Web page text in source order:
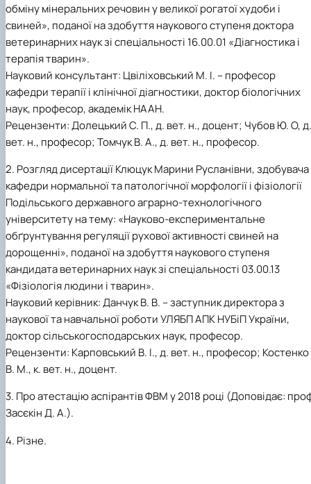
(MOOCs)SEB-2025
University Research Services Catalogue
LearningFaculty of Design and Engineering
Faculty of Economics
Faculty of Food Science, Nutrition and
Faculty of Information Technologies
Faculty of Land Management
Faculty of Law
Faculty of Veterinary Medicine
Mechanical and Technological Faculty
Ecology
Farm named after O.V. Muzychenko
Educational and Research Farm «Vorzel»
Science
Research Institute of Forestry and
Horticulture
Research and Design Institute of
Standardisation and Technologies of Eco-Safe
Organic Products
Ukrainian Laboratory of Quality and Safety of
Agricultural Products
Radiology
Architecture and Design
Berezhany Agrotechnical Institute
Berezhany Professional College
Boyarka College of Ecology and Natural
Resources
Crimean Agro-Industrial College
Crimean Technical College of Land
and Agricultural Mechanisation
Mukachevo Professional College
Nemishaieve Professional College
Nizhyn Agrotechnical Institute
Nizhyn Professional College
Prybrezhne Agrarian College
Rivne Professional College
Zalishchyky Professional College named after
Ye. Khraplivyi
International Students Office
обміну мінеральних речовин у великої рогатої худоби і
свиней», поданої на здобуття наукового ступеня доктора
ветеринарних наук зі спеціальності 16.00.01 «Діагностика і
терапія тварин».
Науковий консультант: Цвіліховський М. І. – професор
кафедри терапії і клінічної діагностики, доктор біологічних
наук, професор, академік НААН.
Рецензенти: Долецький С. П., д. вет. н., доцент; Чубов Ю. О, д.
вет. н., професор; Томчук В. А., д. вет. н., професор.
2. Розгляд дисертації Клюцук Марини Русланівни, здобувача
кафедри нормальної та патологічної морфології і фізіології
Подільського державного аграрно-технологічного
університету на тему: «Науково-експериментальне
обґрунтування регуляції рухової активності свиней на
дорощенні», поданої на здобуття наукового ступеня
кандидата ветеринарних наук зі спеціальності 03.00.13
«Фізіологія людини і тварин».
Науковий керівник: Данчук В. В. – заступник директора з
наукової та навчальної роботи УЛЯБП АПК НУБіП України,
доктор сільськогосподарських наук, професор.
Рецензенти: Карповський В. І., д. вет. н., професор; Костенко
В. М., к. вет. н., доцент.
3. Про атестацію аспірантів ФВМ у 2018 році (Доповідає:
Засєкін Д. А.).
4. Різне.